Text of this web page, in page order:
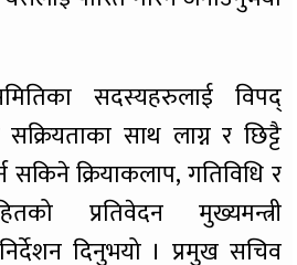
सदस्यहरुलाई विपद्
साथ लाग्न र छिट्टै
क्रियाकलाप, गतिविधि र
प्रतिवेदन मुख्यमन्त्री
दिनुभयो । प्रमुख सचिव